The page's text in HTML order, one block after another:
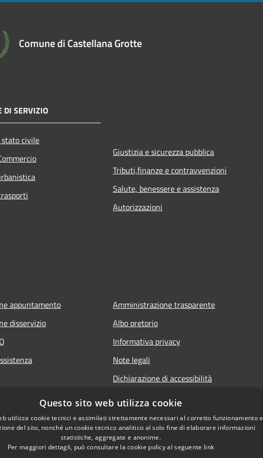
Comune di Castellana Grotte
DI SERVIZIO
civile
Giustizia e sicurezza pubblica
Tributi,finanze e contravvenzioni
Salute, benessere e assistenza
Autorizzazioni
appuntamento
disservizio
Amministrazione trasparente
Albo pretorio
Informativa privacy
Note legali
Dichiarazione di accessibilità
Questo sito web utilizza cookie
utilizza cookie tecnici e assimilati strettamente necessari al corretto funzionamento e
del sito, nonché un cookie tecnico analitico al solo fine di elaborare informazioni
statistiche, aggregate e anonime.
Per maggiori dettagli, può consultare la cookie policy al seguente link